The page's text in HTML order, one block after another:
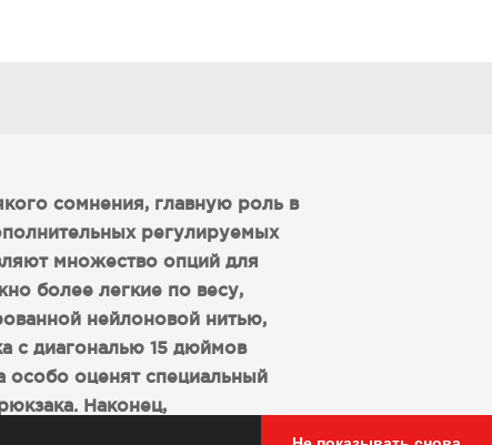
сомнения, главную роль в
регулируемых
множество опций для
более легкие по весу,
нейлоновой нитью,
с диагональю 15 дюймов
оценят специальный
Наконец,
дороге даже в условиях